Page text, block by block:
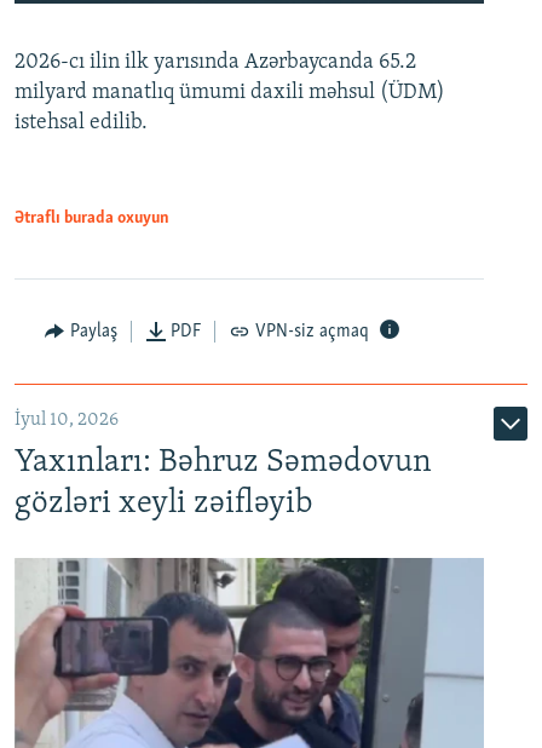
Auto 240p 360p 480p
360p
480p
2026-cı ilin ilk yarısında Azərbaycanda 65.2
milyard manatlıq ümumi daxili məhsul (ÜDM)
istehsal edilib.
Ətraflı burada oxuyun
Paylaş PDF VPN-siz açmaq
İyul 10, 2026
Yaxınları: Bəhruz Səmədovun
gözləri xeyli zəifləyib